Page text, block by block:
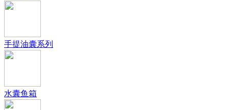
手提油囊系列
水囊鱼箱